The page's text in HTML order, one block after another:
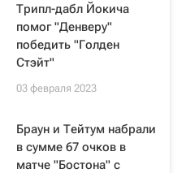
Трипл-дабл Йокича
помог "Денверу"
победить "Голден
Стэйт"
03 февраля 2023
Браун и Тейтум набрали
в сумме 67 очков в
матче "Бостона" с